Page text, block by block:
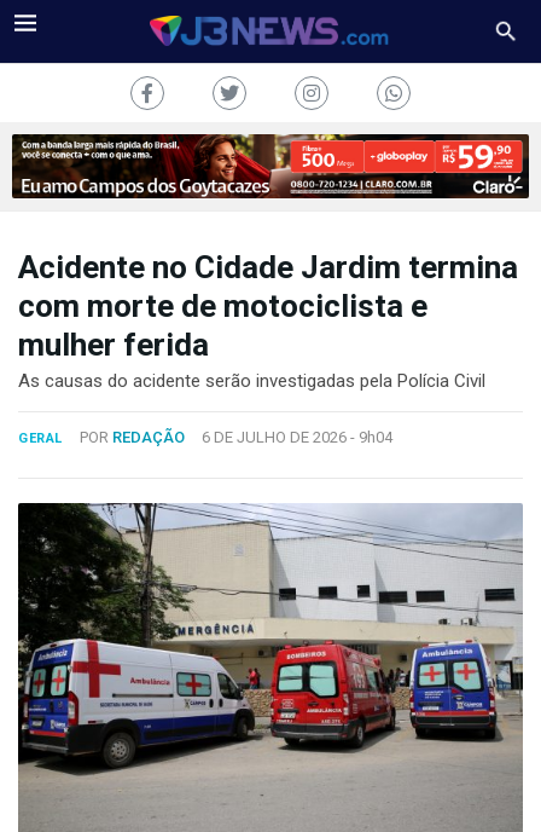
TV
COLUNAS
FALE
Copyright
2024
Desenvolvido
por
Hesea
Tecnologia
Sistemas
Acidente no Cidade Jardim termina
com morte de motociclista e
mulher ferida
As causas do acidente serão investigadas pela Polícia Civil
GERAL POR REDAÇÃO 6 DE JULHO DE 2026 - 9h04